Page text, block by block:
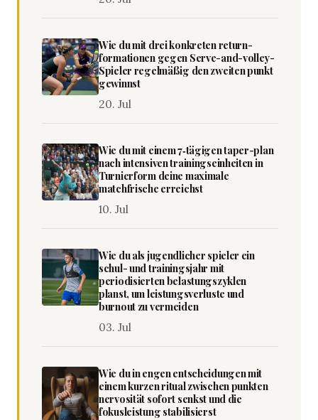
Wie du mit drei konkreten return-
formationen gegen Serve-and-volley-
Spieler regelmäßig den zweiten punkt
gewinnst
20. Jul
Wie du mit einem 7‑tägigen taper-plan
nach intensiven trainingseinheiten in
Turnierform deine maximale
matchfrische erreichst
10. Jul
Wie du als jugendlicher spieler ein
schul- und trainingsjahr mit
periodisierten belastungszyklen
planst, um leistungsverluste und
burnout zu vermeiden
03. Jul
Wie du in engen entscheidungen mit
einem kurzen ritual zwischen punkten
nervosität sofort senkst und die
fokusleistung stabilisierst